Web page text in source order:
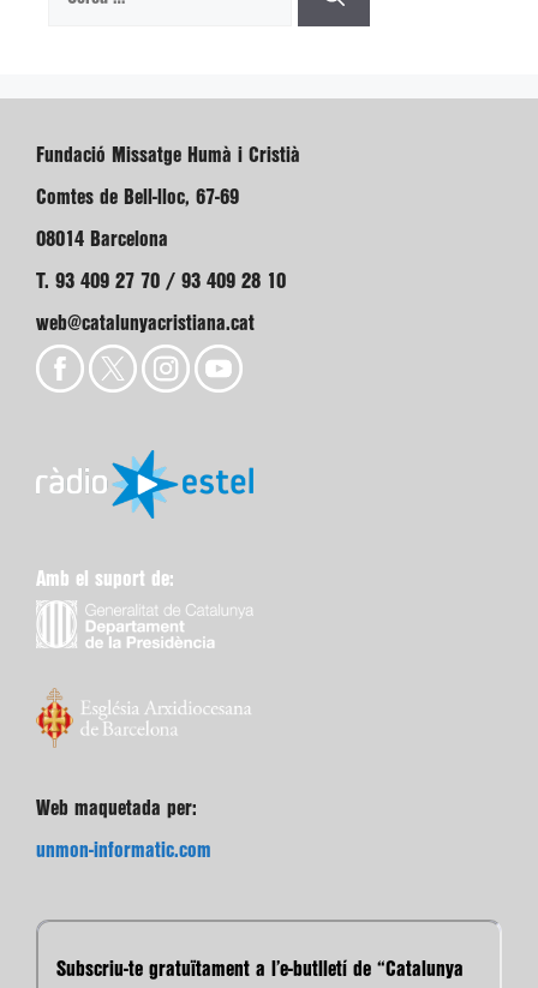
Fundació Missatge Humà i Cristià
Comtes de Bell-lloc, 67-69
08014 Barcelona
T. 93 409 27 70 / 93 409 28 10
web@catalunyacristiana.cat
Amb el suport de:
Web maquetada per:
unmon-informatic.com
Subscriu-te gratuïtament a l’e-butlletí de “Catalunya